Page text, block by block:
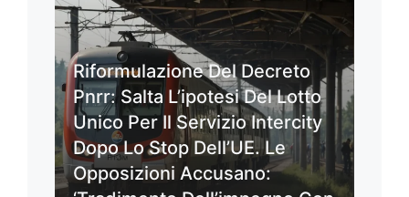
Riformulazione Del Decreto
Pnrr: Salta L’ipotesi Del Lotto
Unico Per Il Servizio Intercity
Dopo Lo Stop Dell’UE. Le
Opposizioni Accusano: